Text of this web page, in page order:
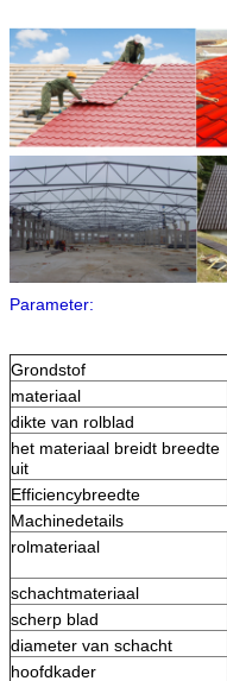
Parameter:
Grondstof
materiaal
dikte van rolblad
het materiaal breidt breedte
uit
Efficiencybreedte
Machinedetails
rolmateriaal
schachtmateriaal
scherp blad
diameter van schacht
hoofdkader